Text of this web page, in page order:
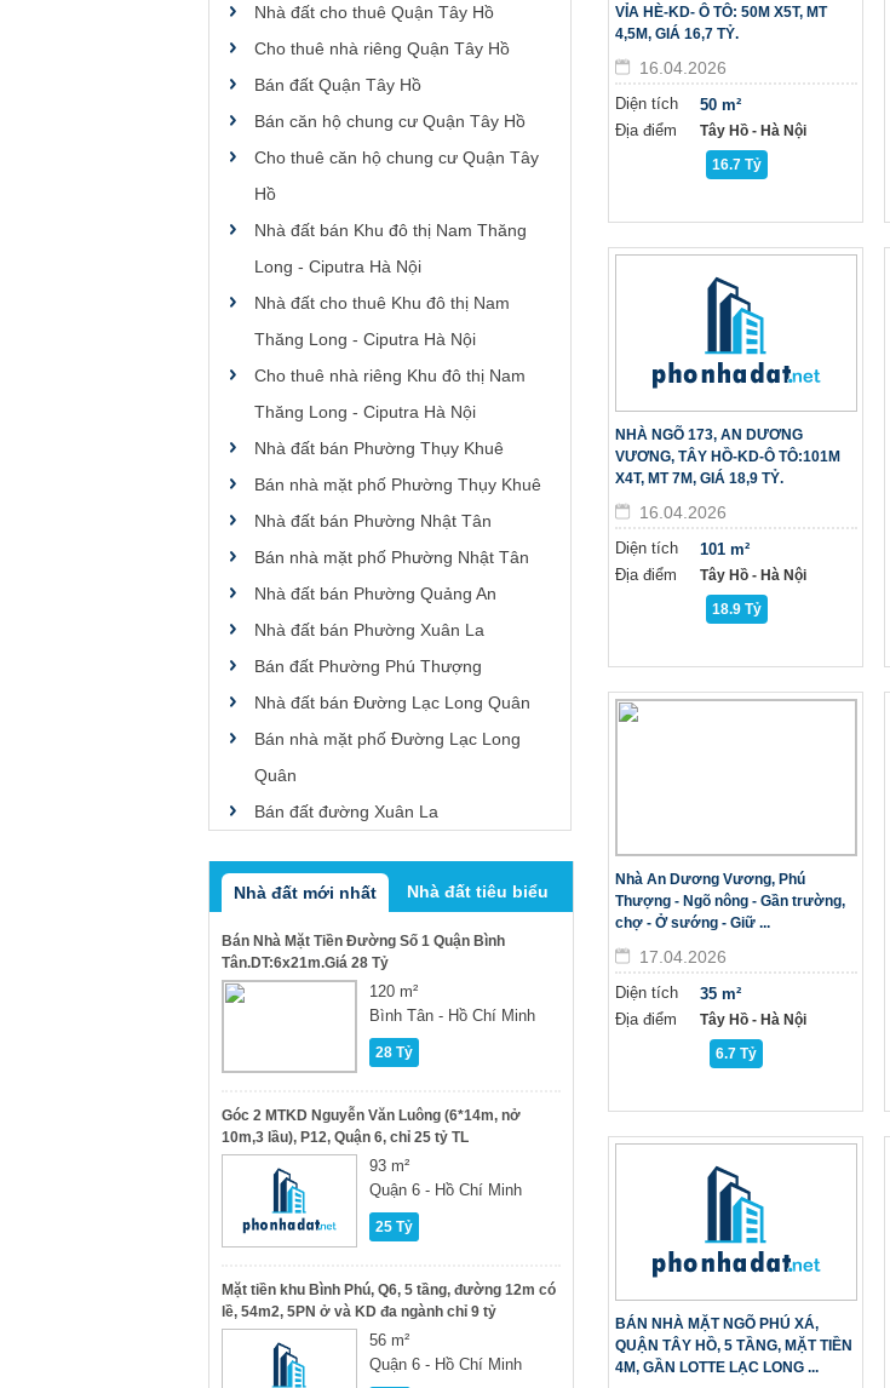
Nhà đất cho thuê Quận Tây Hồ
Cho thuê nhà riêng Quận Tây Hồ
Bán đất Quận Tây Hồ
Bán căn hộ chung cư Quận Tây Hồ
Cho thuê căn hộ chung cư Quận Tây
Hồ
Nhà đất bán Khu đô thị Nam Thăng
Long - Ciputra Hà Nội
Nhà đất cho thuê Khu đô thị Nam
Thăng Long - Ciputra Hà Nội
Cho thuê nhà riêng Khu đô thị Nam
Thăng Long - Ciputra Hà Nội
Nhà đất bán Phường Thụy Khuê
Bán nhà mặt phố Phường Thụy Khuê
Nhà đất bán Phường Nhật Tân
Bán nhà mặt phố Phường Nhật Tân
Nhà đất bán Phường Quảng An
Nhà đất bán Phường Xuân La
Bán đất Phường Phú Thượng
Nhà đất bán Đường Lạc Long Quân
Bán nhà mặt phố Đường Lạc Long
Quân
Bán đất đường Xuân La
Nhà đất mới nhất Nhà đất tiêu biểu
Bán Nhà Mặt Tiền Đường Số 1 Quận Bình
Tân.DT:6x21m.Giá 28 Tỷ
120 m²
Bình Tân - Hồ Chí Minh
28 Tỷ
Góc 2 MTKD Nguyễn Văn Luông (6*14m, nở
10m,3 lầu), P12, Quận 6, chỉ 25 tỷ TL
93 m²
Quận 6 - Hồ Chí Minh
25 Tỷ
Mặt tiền khu Bình Phú, Q6, 5 tầng, đường 12m có
lề, 54m2, 5PN ở và KD đa ngành chỉ 9 tỷ
56 m²
Quận 6 - Hồ Chí Minh
VỈA HÈ-KD- Ô TÔ: 50M X5T, MT
4,5M, GIÁ 16,7 TỶ.
16.04.2026
Diện tích
Địa điểm
50 m²
Tây Hồ - Hà Nội
16.7 Tỷ
NHÀ NGÕ 173, AN DƯƠNG
VƯƠNG, TÂY HỒ-KD-Ô TÔ:101M
X4T, MT 7M, GIÁ 18,9 TỶ.
16.04.2026
Diện tích
Địa điểm
101 m²
Tây Hồ - Hà Nội
18.9 Tỷ
Nhà An Dương Vương, Phú
Thượng - Ngõ nông - Gần trường,
chợ - Ở sướng - Giữ ...
17.04.2026
Diện tích
Địa điểm
35 m²
Tây Hồ - Hà Nội
6.7 Tỷ
BÁN NHÀ MẶT NGÕ PHÚ XÁ,
QUẬN TÂY HỒ, 5 TẦNG, MẶT TIỀN
4M, GẦN LOTTE LẠC LONG ...